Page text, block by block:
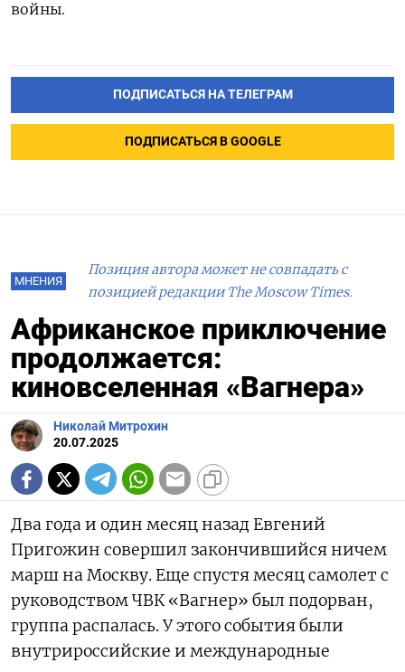
войны.
ПОДПИСАТЬСЯ НА ТЕЛЕГРАМ
ПОДПИСАТЬСЯ В GOOGLE
МНЕНИЯ
Позиция автора может не совпадать с
позицией редакции The Moscow Times.
Африканское приключение
продолжается:
киновселенная «Вагнера»
Николай Митрохин
20.07.2025
Два года и один месяц назад Евгений
Пригожин совершил закончившийся ничем
марш на Москву. Еще спустя месяц самолет с
руководством ЧВК «Вагнер» был подорван,
группа распалась. У этого события были
внутрироссийские и международные